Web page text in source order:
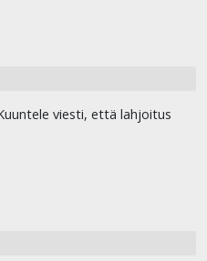
viesti, että lahjoitus